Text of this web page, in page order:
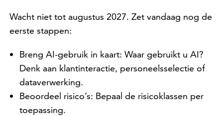
Wacht niet tot augustus 2027. Zet vandaag nog de
eerste stappen:
Breng AI-gebruik in kaart: Waar gebruikt u AI?
Denk aan klantinteractie, personeelsselectie of
dataverwerking.
Beoordeel risico’s: Bepaal de risicoklassen per
toepassing.